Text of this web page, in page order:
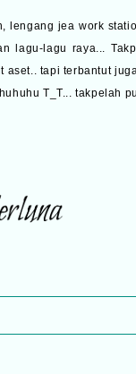
lengang jea work
lagu-lagu raya...
aset.. tapi terbantut
T_T... takpelah